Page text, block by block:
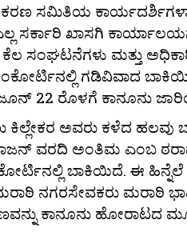
ಸಮಿತಿಯ
ಖಾಸಗಿ
ಸಂಘಟನೆಗಳು ಮತ್ತು
ಗಡಿವಿವಾದ
22 ರೊಳಗೆ ಕಾನೂನು
ಅವರು ಕಳೆದ ಹಲವು
ವರದಿ ಅಂತಿಮ ಎಂಬ
ಬಾಕಿಯಿದೆ. ಈ
ನಗರಸೇವಕರು ಮರಾಠಿ
ಕಾನೂನು ಹೋರಾಟದ